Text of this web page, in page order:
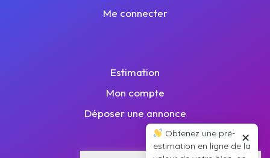
Me connecter
Estimation
Mon compte
Déposer une annonce
Obtenez une pré-
estimation en ligne de la
✕